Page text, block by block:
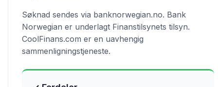
Søknad sendes via banknorwegian.no. Bank
Norwegian er underlagt Finanstilsynets tilsyn.
CoolFinans.com er en uavhengig
sammenligningstjeneste.